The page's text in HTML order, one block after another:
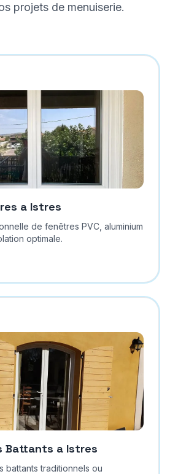
projets de menuiserie.
a Istres
de fenêtres PVC, aluminium
optimale.
Battants a Istres
battants traditionnels ou